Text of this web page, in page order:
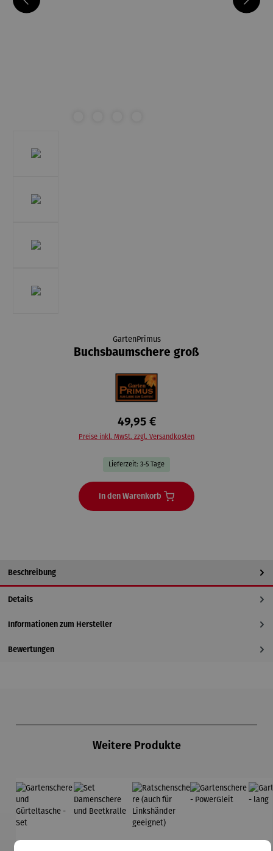
GartenPrimus
Buchsbaumschere groß
49,95 €
Preise inkl. MwSt. zzgl. Versandkosten
Lieferzeit: 3-5 Tage
In den Warenkorb
Beschreibung
Details
Informationen zum Hersteller
Bewertungen
Weitere Produkte